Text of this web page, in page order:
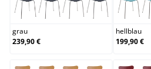
grau
grau
239,90 €
hellblau
199,90 €